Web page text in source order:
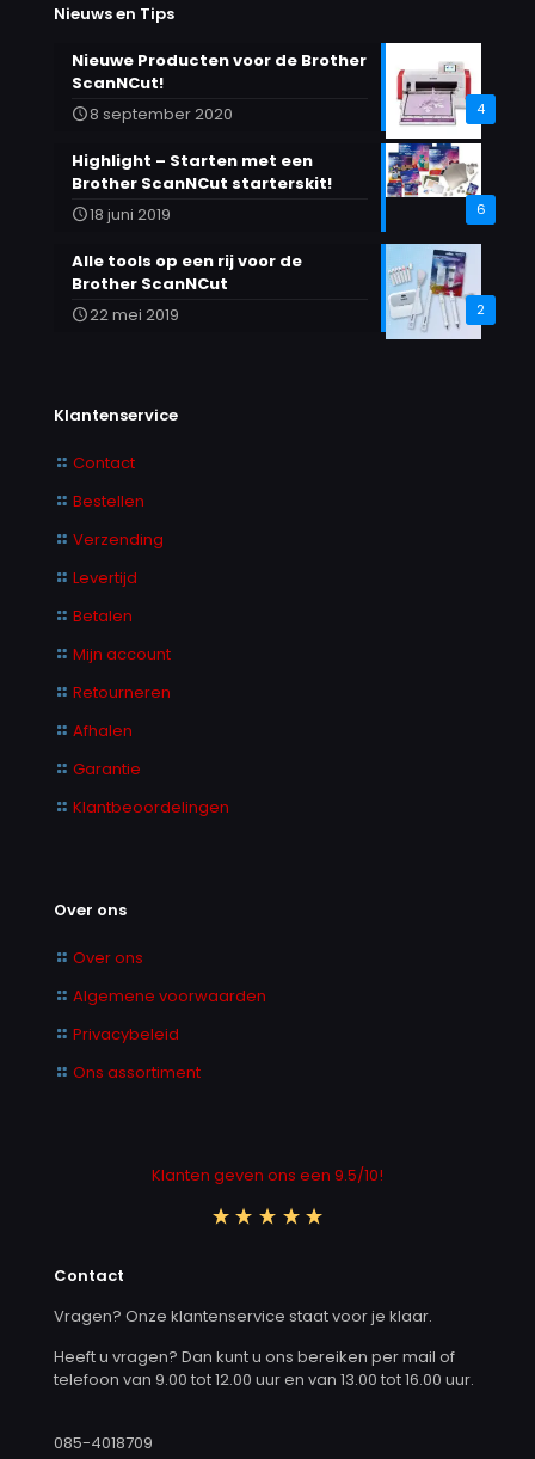
Nieuws en Tips
4
Nieuwe Producten voor de Brother
ScanNCut!
8 september 2020
6
Highlight – Starten met een
Brother ScanNCut starterskit!
18 juni 2019
2
Alle tools op een rij voor de
Brother ScanNCut
22 mei 2019
Klantenservice
Contact
Bestellen
Verzending
Levertijd
Betalen
Mijn account
Retourneren
Afhalen
Garantie
Klantbeoordelingen
Over ons
Over ons
Algemene voorwaarden
Privacybeleid
Ons assortiment
Klanten geven ons een 9.5/10!
Contact
Vragen? Onze klantenservice staat voor je klaar.
Heeft u vragen? Dan kunt u ons bereiken per mail of
telefoon van 9.00 tot 12.00 uur en van 13.00 tot 16.00 uur.
085-4018709